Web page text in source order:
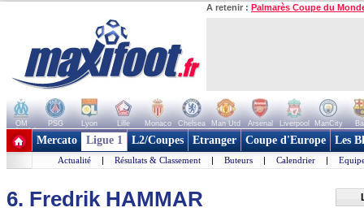
A retenir : Palmarès Coupe du
OM PSG Lyon Lille Monaco Chelsea Man Utd Arsenal Liverpool ManCity
+ de clubs
Mercato Ligue 1 L2/Coupes Etranger Coupe d'Europe Les
Actualité | Résultats & Classement | Buteurs | Calendrier |
6. Fredrik HAMMAR